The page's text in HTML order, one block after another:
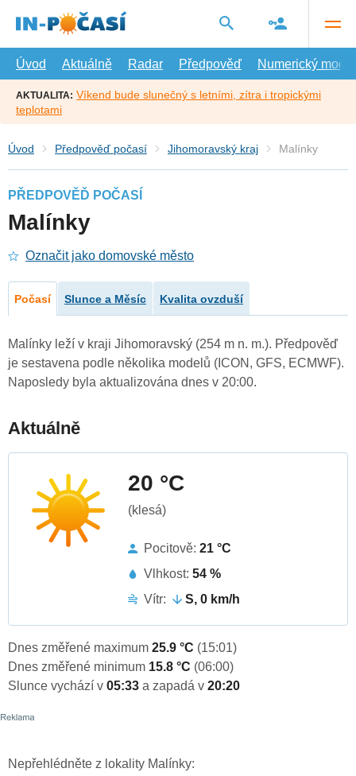
hlavní
Úvod
Aktuálně Radar Předpověď Numerický model
AKTUALITA: Víkend bude slunečný s letními, zítra i tropickými
teplotami
Úvod Předpověď počasí Jihomoravský kraj Malínky
PŘEDPOVĚĎ POČASÍ
Malínky
Označit jako domovské město
Počasí Slunce a Měsíc Kvalita ovzduší
Malínky leží v kraji Jihomoravský (254 m n. m.). Předpověď
je sestavena podle několika modelů (ICON, GFS, ECMWF).
Naposledy byla aktualizována dnes v 20:00.
Aktuálně
20 °C
(klesá)
Pocitově: 21 °C
Vlhkost: 54 %
Vítr:
S, 0 km/h
Dnes změřené maximum 25.9 °C (15:01)
Dnes změřené minimum 15.8 °C (06:00)
Slunce vychází v 05:33 a zapadá v 20:20
Nepřehlédněte z lokality Malínky: